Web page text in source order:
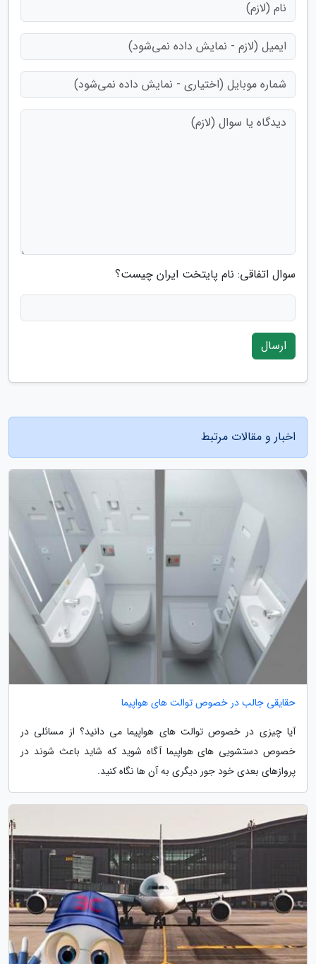
سوال اتفاقی: نام پایتخت ایران چیست؟
ارسال
اخبار و مقالات مرتبط
حقایقی جالب در خصوص توالت های هواپیما
آیا چیزی در خصوص توالت های هواپیما می دانید؟ از مسائلی در
خصوص دستشویی های هواپیما آگاه شوید که شاید باعث شوند در
پروازهای بعدی خود جور دیگری به آن ها نگاه کنید.